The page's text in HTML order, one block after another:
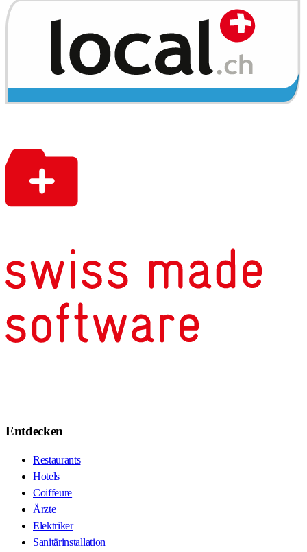
Entdecken
Restaurants
Hotels
Coiffeure
Ärzte
Elektriker
Sanitärinstallation